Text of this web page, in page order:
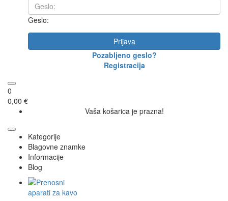
Geslo:
Prijava
Pozabljeno geslo?
Registracija
0
0,00 €
Vaša košarica je prazna!
Kategorije
Blagovne znamke
Informacije
Blog